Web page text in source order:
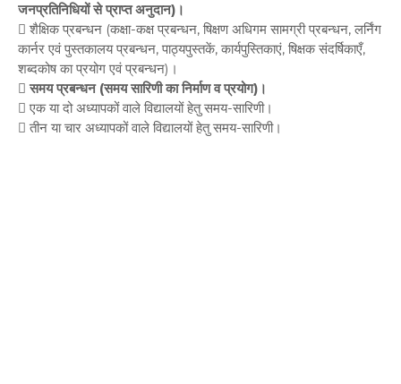
जनप्रतिनिधियों से प्राप्त अनुदान)।
 शैक्षिक प्रबन्धन (कक्षा-कक्ष प्रबन्धन, षिक्षण अधिगम सामग्री प्रबन्धन, लर्निंग
कार्नर एवं पुस्तकालय प्रबन्धन, पाठ्यपुस्तकें, कार्यपुस्तिकाएं, षिक्षक संदर्षिकाएँ,
शब्दकोष का प्रयोग एवं प्रबन्धन)।
 समय प्रबन्धन (समय सारिणी का निर्माण व प्रयोग)।
 एक या दो अध्यापकों वाले विद्यालयों हेतु समय-सारिणी।
 तीन या चार अध्यापकों वाले विद्यालयों हेतु समय-सारिणी।